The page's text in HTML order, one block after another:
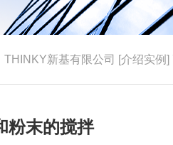
THINKY新基有限公司 [介绍实例
粉末的搅拌